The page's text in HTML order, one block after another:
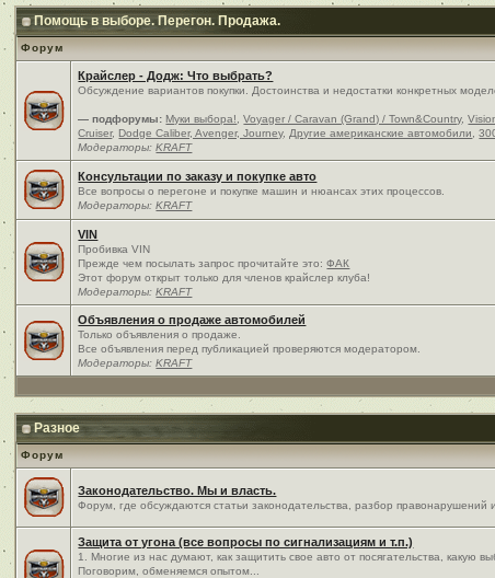
Помощь в выборе. Перегон. Продажа.
Форум
Крайслер - Додж: Что выбрать?
Обсуждение вариантов покупки. Достоинства и недостатки конкретных
— подфорумы: Муки выбора! ,Voyager / Caravan (Grand) / Town&Country,
Cruiser, Dodge Caliber, Avenger, Journey, Другие американские автомобили ,
Модераторы:KRAFT
Консультации по заказу и покупке авто
Все вопросы о перегоне и покупке машин и нюансах этих процессов.
Модераторы:KRAFT
VIN
Пробивка VIN
Прежде чем посылать запрос прочитайте это:ФАК
Этот форум открыт только для членов крайслер клуба!
Модераторы:KRAFT
Объявления о продаже автомобилей
Только объявления о продаже.
Все объявления перед публикацией проверяются модератором.
Модераторы:KRAFT
Разное
Форум
Законодательство. Мы и власть.
Форум, где обсуждаются статьи законодательства, разбор правонарушений
Защита от угона (все вопросы по сигнализациям и т.п.)
1. Многие из нас думают, как защитить свое авто от посягательства, какую
Поговорим, обменяемся опытом...